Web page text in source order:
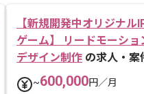
【新規開発中オリジナル
ゲーム】 リードモーショ
デザイン制作 の求人・案
~600,000円／月